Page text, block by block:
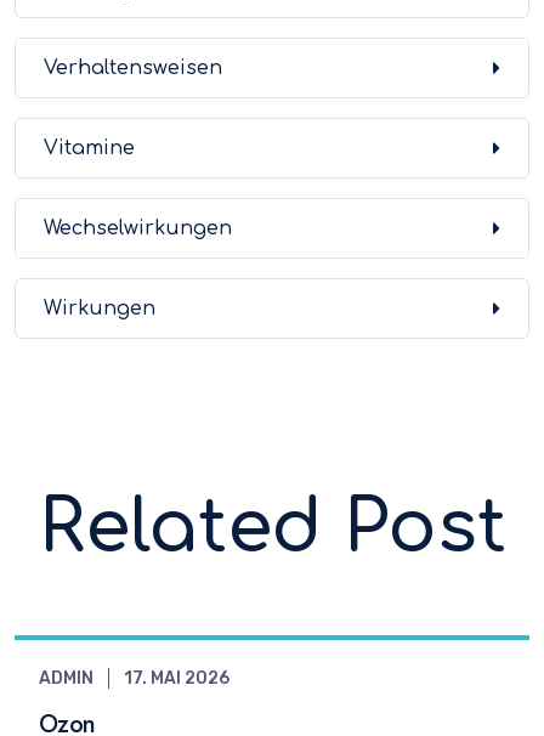
Verhaltensweisen
Vitamine
Wechselwirkungen
Wirkungen
Related Post
ADMIN 17. MAI 2026
Ozon